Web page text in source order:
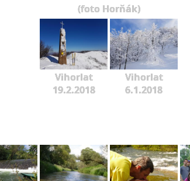
(foto Horňák)
Vihorlat
19.2.2018
Vihorlat
6.1.2018